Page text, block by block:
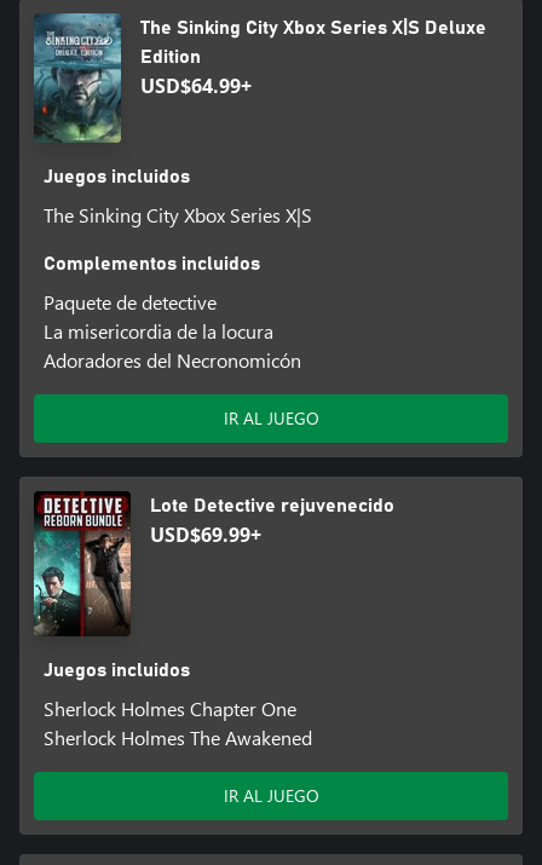
The Sinking City Xbox Series X|S Deluxe
Edition
USD$64.99+
Juegos incluidos
The Sinking City Xbox Series X|S
Complementos incluidos
Paquete de detective
La misericordia de la locura
Adoradores del Necronomicón
IR AL JUEGO
Lote Detective rejuvenecido
USD$69.99+
Juegos incluidos
Sherlock Holmes Chapter One
Sherlock Holmes The Awakened
IR AL JUEGO